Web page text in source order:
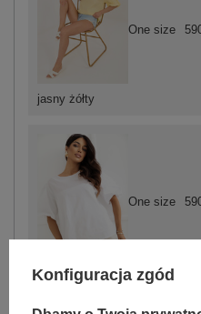
jasny żółty
One size
biały
One size
Konfiguracja zgód